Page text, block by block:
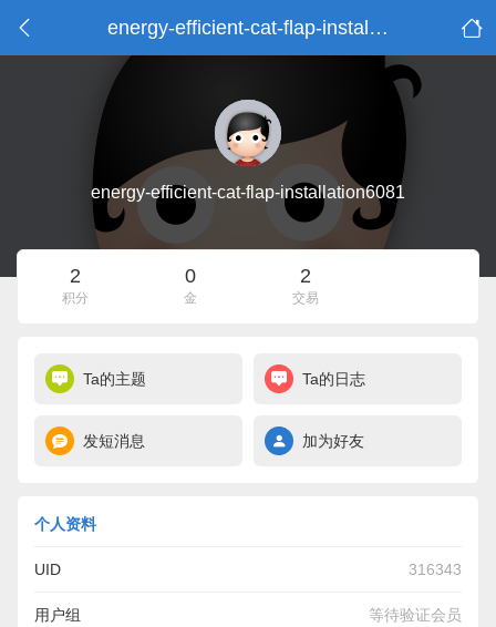
energy-efficient-cat-flap-installation6081的资料
energy-efficient-cat-flap-installation6081
2
积分
0
金
2
交易
Ta的主题 Ta的日志
发短消息 加为好友
个人资料
UID 316343
用户组 等待验证会员